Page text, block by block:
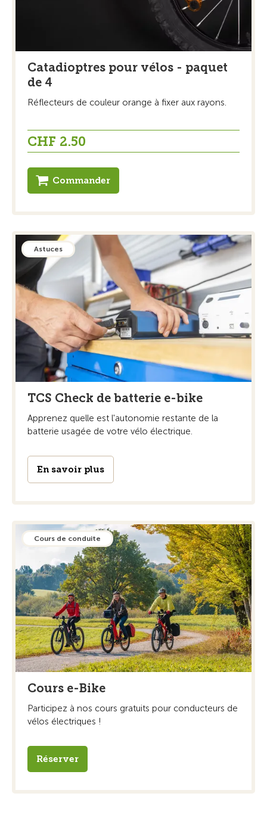
Catadioptres pour vélos - paquet
de 4
Réflecteurs de couleur orange à fixer aux rayons.
CHF 2.50
Commander
Astuces
TCS Check de batterie e-bike
Apprenez quelle est l'autonomie restante de la
batterie usagée de votre vélo électrique.
En savoir plus
Cours de conduite
Cours e-Bike
Participez à nos cours gratuits pour conducteurs de
vélos électriques !
Réserver